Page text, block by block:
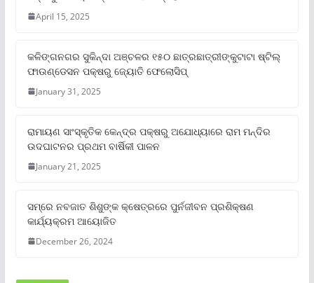
April 15, 2025
କଳିଙ୍ଗନଗର ସୁକିନ୍ଦା ଅଞ୍ଚଳର ୧୫୦ ଛାତ୍ରଛାତ୍ରୀଙ୍କୁଟାଟା ଷ୍ଟିଲ୍
ଫାଉଣ୍ଡେସନ ପକ୍ଷରୁ ଜ୍ୟୋତି ଫେଲୋସିପ୍‌
January 31, 2025
ରାମାୟଣ ସାଂସ୍କୃତିକ କେନ୍ଦ୍ର ପକ୍ଷରୁ ଅଯୋଧ୍ୟାରେ ରାମ ମନ୍ଦିର
ଉଦଘାଟନର ପ୍ରଥମ ବାର୍ଷିକୀ ପାଳନ
January 21, 2025
ସମ୍‌ରେ ନବଜାତ ଶିଶୁଙ୍କ କ୍ଷେତ୍ରରେ ପୁର୍ନଜୀବନ ପ୍ରଶିକ୍ଷଣ
କାର୍ଯ୍ୟକ୍ରମ ଆୟୋଜିତ
December 26, 2024